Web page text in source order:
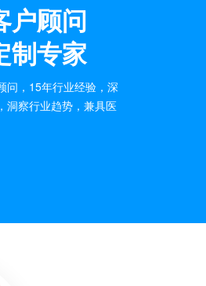
户顾问
制专家
问，15年行业经验，深
洞察行业趋势，兼具医